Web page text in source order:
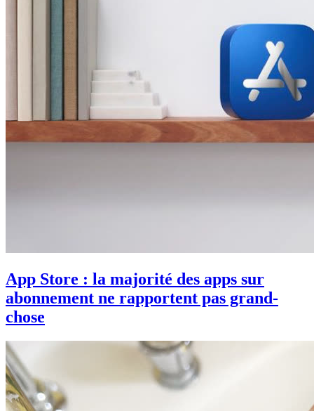
App Store : la majorité des apps sur
abonnement ne rapportent pas grand-
chose